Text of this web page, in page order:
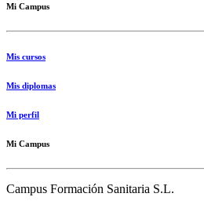
Mi Campus
Mis cursos
Mis diplomas
Mi perfil
Mi Campus
Campus Formación Sanitaria S.L.